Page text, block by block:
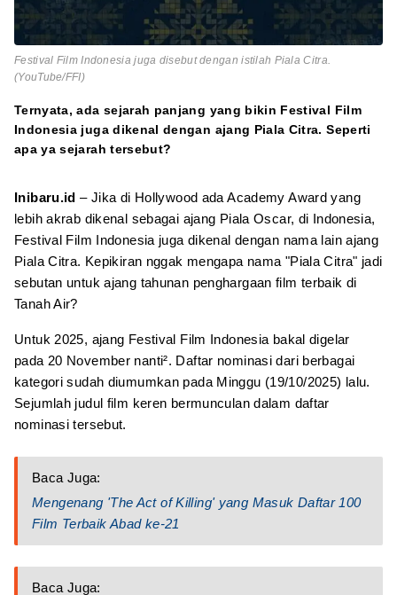
Festival Film Indonesia juga disebut dengan istilah Piala Citra.
(YouTube/FFI)
Ternyata, ada sejarah panjang yang bikin Festival Film
Indonesia juga dikenal dengan ajang Piala Citra. Seperti
apa ya sejarah tersebut?
Inibaru.id – Jika di Hollywood ada Academy Award yang
lebih akrab dikenal sebagai ajang Piala Oscar, di Indonesia,
Festival Film Indonesia juga dikenal dengan nama lain ajang
Piala Citra. Kepikiran nggak mengapa nama "Piala Citra" jadi
sebutan untuk ajang tahunan penghargaan film terbaik di
Tanah Air?
Untuk 2025, ajang Festival Film Indonesia bakal digelar
pada 20 November nanti². Daftar nominasi dari berbagai
kategori sudah diumumkan pada Minggu (19/10/2025) lalu.
Sejumlah judul film keren bermunculan dalam daftar
nominasi tersebut.
Baca Juga:
Mengenang 'The Act of Killing' yang Masuk Daftar 100
Film Terbaik Abad ke‑21
Baca Juga: